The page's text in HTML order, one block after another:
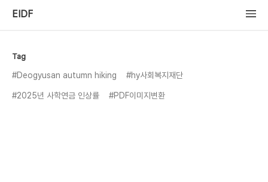
EIDF
Tag
#Deogyusan autumn hiking #hy사회복지재단
#2025년 사학연금 인상률 #PDF이미지변환